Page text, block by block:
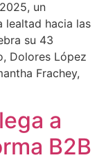
un
lealtad hacia las
su 43
Dolores López
Frachey,
a
B2B